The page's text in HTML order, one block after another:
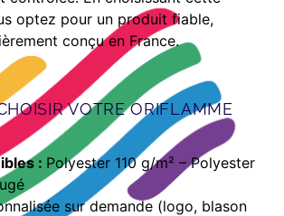
optez pour un produit fiable,
conçu en France.
VOTRE ORIFLAMME
: Polyester 110 g/m² – Polyester
sur demande (logo, blason